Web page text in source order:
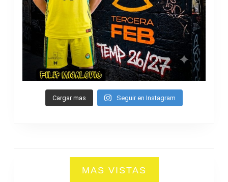
Cargar mas Seguir en Instagram
MAS VISTAS